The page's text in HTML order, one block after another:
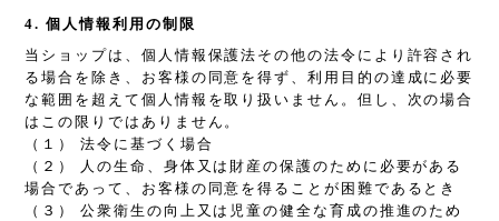
4. 個人情報利用の制限
当ショップは、個人情報保護法その他の法令により許容され
る場合を除き、お客様の同意を得ず、利用目的の達成に必要
な範囲を超えて個人情報を取り扱いません。但し、次の場合
はこの限りではありません。
（１） 法令に基づく場合
（２） 人の生命、身体又は財産の保護のために必要がある
場合であって、お客様の同意を得ることが困難であるとき
（３） 公衆衛生の向上又は児童の健全な育成の推進のため